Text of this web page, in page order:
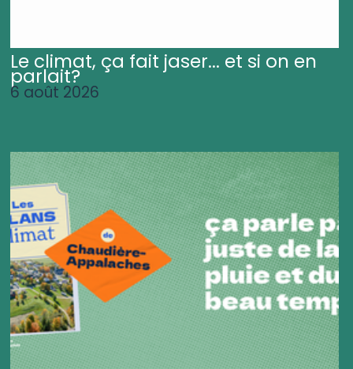
Le climat, ça fait jaser... et si on en
parlait?
6 août 2026